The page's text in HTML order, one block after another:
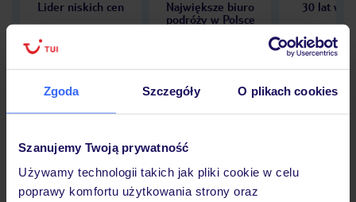
Zgoda Szczegóły O plikach cookies
Szanujemy Twoją prywatność
Używamy technologii takich jak pliki cookie w celu
poprawy komfortu użytkowania strony oraz
Lider niskich cen
Największe biuro
podróży w Polsce
30 lat w
Opinie